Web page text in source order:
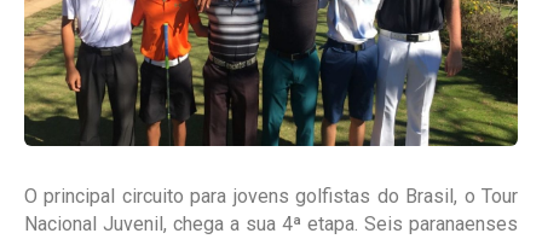
O principal circuito para jovens golfistas do Brasil, o Tour
Nacional Juvenil, chega a sua 4ª etapa. Seis paranaenses